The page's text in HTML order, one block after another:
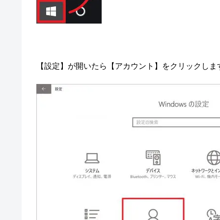
【設定】が開いたら【アカウント】をクリックしま